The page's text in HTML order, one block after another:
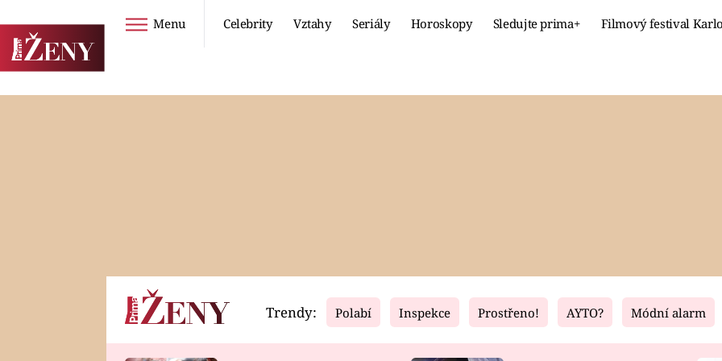
Menu Celebrity Vztahy Seriály Horoskopy Sledujte prima+ Filmový festival
Horoskopy Video Fresh Living
Trendy: Polabí Inspekce Prostřeno! AYTO? Módní alarm